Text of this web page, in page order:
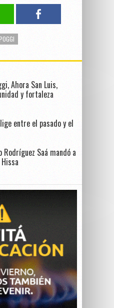
Ahora San Luis,
y fortaleza
entre el pasado y el
Saá mandó a